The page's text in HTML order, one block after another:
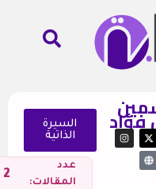
فؤاد
السيرة
الذاتية
عدد
المقالات:
2